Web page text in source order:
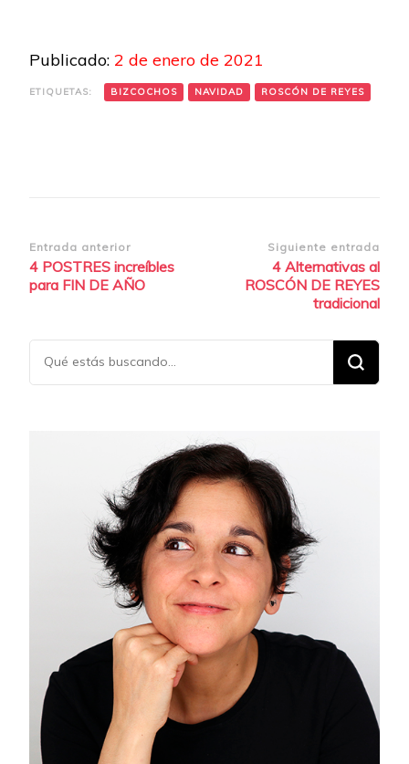
Publicado: 2 de enero de 2021
ETIQUETAS: BIZCOCHOS NAVIDAD ROSCÓN DE REYES
Navegación
de
Entrada anterior
4 POSTRES increíbles
para FIN DE AÑO
Siguiente entrada
4 Alternativas al
ROSCÓN DE REYES
tradicional
¿Buscas
algo?